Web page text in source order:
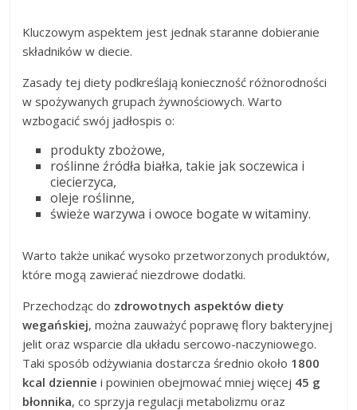
Kluczowym aspektem jest jednak staranne dobieranie
składników w diecie.
Zasady tej diety podkreślają konieczność różnorodności
w spożywanych grupach żywnościowych. Warto
wzbogacić swój jadłospis o:
produkty zbożowe,
roślinne źródła białka, takie jak soczewica i
ciecierzyca,
oleje roślinne,
świeże warzywa i owoce bogate w witaminy.
Warto także unikać wysoko przetworzonych produktów,
które mogą zawierać niezdrowe dodatki.
Przechodząc do zdrowotnych aspektów diety
wegańskiej, można zauważyć poprawę flory bakteryjnej
jelit oraz wsparcie dla układu sercowo-naczyniowego.
Taki sposób odżywiania dostarcza średnio około 1800
kcal dziennie i powinien obejmować mniej więcej 45 g
błonnika, co sprzyja regulacji metabolizmu oraz